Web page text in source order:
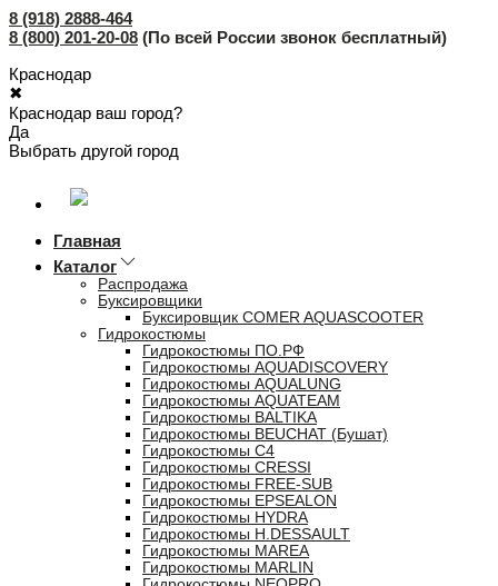
8 (918) 2888-464
8 (800) 201-20-08 (По всей России звонок бесплатный)
Краснодар
✖
Краснодар ваш город?
Да
Выбрать другой город
Главная
Каталог
Распродажа
Буксировщики
Буксировщик COMER AQUASCOOTER
Гидрокостюмы
Гидрокостюмы ПО.РФ
Гидрокостюмы AQUADISCOVERY
Гидрокостюмы AQUALUNG
Гидрокостюмы AQUATEAM
Гидрокостюмы BALTIKA
Гидрокостюмы BEUCHAT (Бушат)
Гидрокостюмы C4
Гидрокостюмы CRESSI
Гидрокостюмы FREE-SUB
Гидрокостюмы EPSEALON
Гидрокостюмы HYDRA
Гидрокостюмы H.DESSAULT
Гидрокостюмы MAREA
Гидрокостюмы MARLIN